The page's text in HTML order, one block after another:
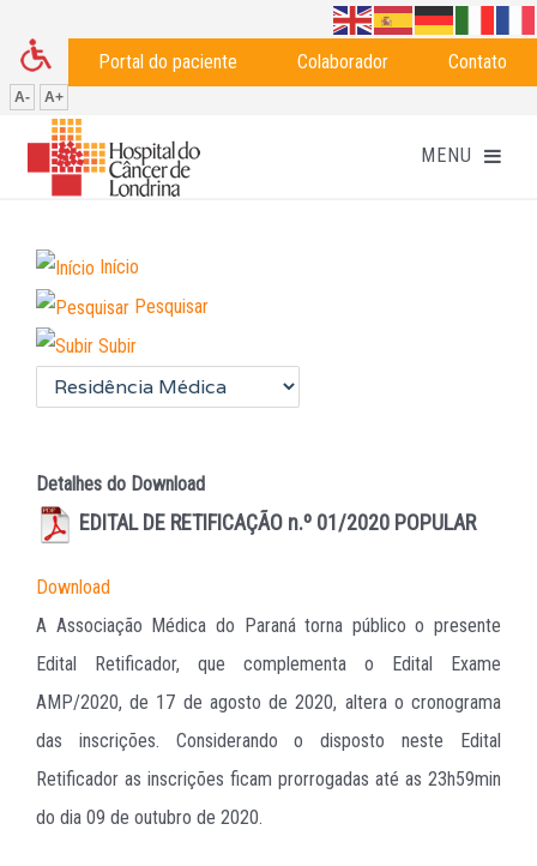
Portal do paciente Colaborador Contato
A- A+
Início
Pesquisar
Subir
Detalhes do Download
EDITAL DE RETIFICAÇÃO n.º 01/2020 POPULAR
Download
A Associação Médica do Paraná torna público o presente
Edital Retificador, que complementa o Edital Exame
AMP/2020, de 17 de agosto de 2020, altera o cronograma
das inscrições. Considerando o disposto neste Edital
Retificador as inscrições ficam prorrogadas até as 23h59min
do dia 09 de outubro de 2020.